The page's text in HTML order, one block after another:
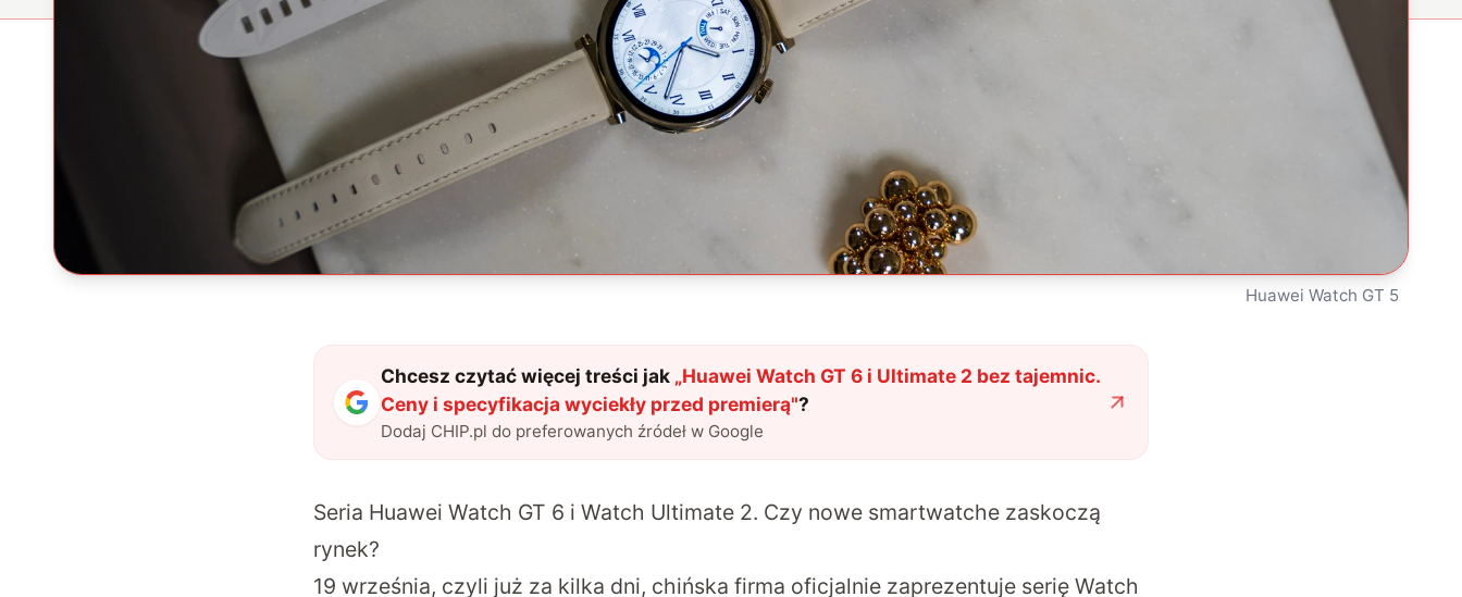
Huawei Watch GT 5
Chcesz czytać więcej treści jak „Huawei Watch GT 6 i Ultimate 2 bez tajemnic.
Ceny i specyfikacja wyciekły przed premierą"?
Dodaj CHIP.pl do preferowanych źródeł w Google
Seria Huawei Watch GT 6 i Watch Ultimate 2. Czy nowe smartwatche zaskoczą
rynek?
19 września, czyli już za kilka dni, chińska firma oficjalnie zaprezentuje serię Watch